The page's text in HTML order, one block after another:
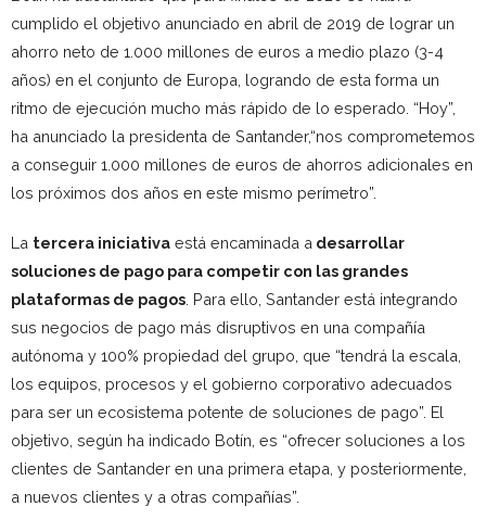
cumplido el objetivo anunciado en abril de 2019 de lograr un
ahorro neto de 1.000 millones de euros a medio plazo (3-4
años) en el conjunto de Europa, logrando de esta forma un
ritmo de ejecución mucho más rápido de lo esperado. “Hoy”,
ha anunciado la presidenta de Santander,“nos comprometemos
a conseguir 1.000 millones de euros de ahorros adicionales en
los próximos dos años en este mismo perímetro”.
La tercera iniciativa está encaminada a desarrollar
soluciones de pago para competir con las grandes
plataformas de pagos . Para ello, Santander está integrando
sus negocios de pago más disruptivos en una compañía
autónoma y 100% propiedad del grupo, que “tendrá la escala,
los equipos, procesos y el gobierno corporativo adecuados
para ser un ecosistema potente de soluciones de pago”. El
objetivo, según ha indicado Botín, es “ofrecer soluciones a los
clientes de Santander en una primera etapa, y posteriormente,
a nuevos clientes y a otras compañías”.